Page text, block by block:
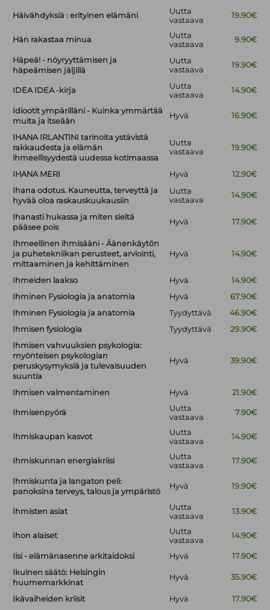
Häivähdyksiä : erityinen elämäni
Uutta
vastaava
19.90€
Hän rakastaa minua
Uutta
vastaava
9.90€
Häpeä! - nöyryyttämisen ja
häpeämisen jäljillä
Uutta
vastaava
19.90€
IDEA IDEA -kirja
Uutta
vastaava
14.90€
Idiootit ympärilläni - Kuinka ymmärtää
muita ja itseään
Hyvä 16.90€
IHANA IRLANTINI tarinoita ystävistä
rakkaudesta ja elämän
ihmeellisyydestä uudessa kotimaassa
Uutta
vastaava
19.90€
IHANA MERI Hyvä
12.90€
Ihana odotus. Kauneutta, terveyttä ja
hyvää oloa raskauskuukausiin
Uutta
vastaava
14.90€
Ihanasti hukassa ja miten sieltä
pääsee pois
Hyvä 17.90€
Ihmeellinen ihmisääni - Äänenkäytön
ja puhetekniikan perusteet, arviointi,
mittaaminen ja kehittäminen
Hyvä 14.90€
Ihmeiden laakso Hyvä
14.90€
Ihminen Fysiologia ja anatomia
Hyvä
67.90€
Ihminen Fysiologia ja anatomia
Tyydyttävä
46.90€
Ihmisen fysiologia
Tyydyttävä
29.90€
Ihmisen vahvuuksien psykologia:
myönteisen psykologian
peruskysymyksiä ja tulevaisuuden
suuntia
Hyvä 39.90€
Ihmisen valmentaminen Hyvä 21.90€
Ihmisenpyörä
Uutta
vastaava
7.90€
Ihmiskaupan kasvot
Uutta
vastaava
14.90€
Ihmiskunnan energiakriisi
Uutta
vastaava
17.90€
Ihmiskunta ja langaton peli:
panoksina terveys, talous ja ympäristö
Hyvä 19.90€
Ihmisten asiat
Uutta
vastaava
13.90€
Ihon alaiset
Uutta
vastaava
14.90€
Iisi - elämänasenne arkitaidoksi Hyvä
17.90€
Ikuinen säätö: Helsingin
huumemarkkinat
Hyvä 35.90€
Ikävaiheiden kriisit Hyvä
17.90€